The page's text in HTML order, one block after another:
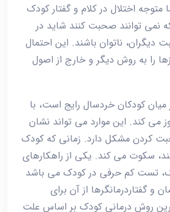
اختلال در کلام و گفتار کودک
نمی توانند صحبت کنند شاید در
ناتوان باشند. این احتمال
را به روش دیگر و خارج از اصول
میان کودکان خردسال رایج است، با
می کند. این موارد می تواند نشان
کردن مشکل دارد. زمانی که کودک
سکوت می کند. یکی از راهکارهای
تست کم حرفی در کودک می باشد
و گفتاردرمانگرها از آن برای
روش درمانی کودک بر اساس علت